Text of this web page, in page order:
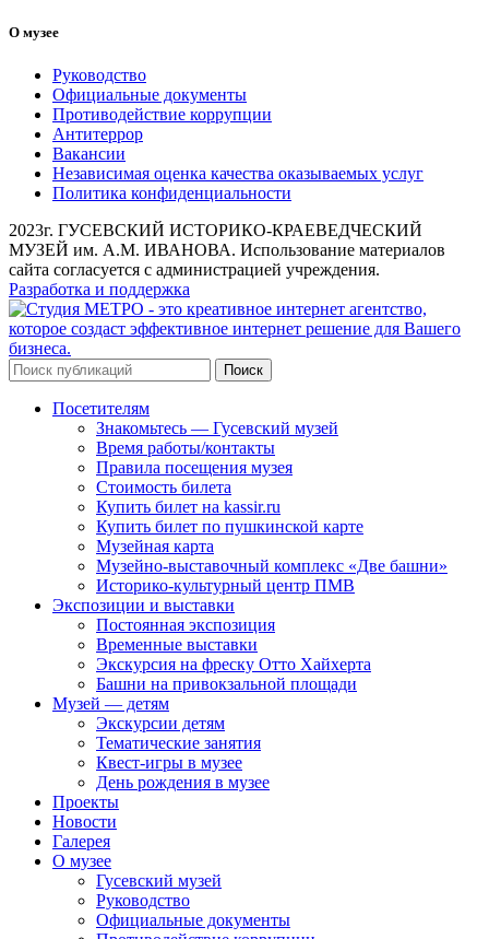
О музее
Руководство
Официальные документы
Противодействие коррупции
Антитеррор
Вакансии
Независимая оценка качества оказываемых услуг
Политика конфиденциальности
2023г. ГУСЕВСКИЙ ИСТОРИКО-КРАЕВЕДЧЕСКИЙ
МУЗЕЙ им. А.М. ИВАНОВА. Использование материалов
сайта согласуется с администрацией учреждения.
Разработка и поддержка
Поиск
Посетителям
Знакомьтесь — Гусевский музей
Время работы/контакты
Правила посещения музея
Стоимость билета
Купить билет на kassir.ru
Купить билет по пушкинской карте
Музейная карта
Музейно-выставочный комплекс «Две башни»
Историко-культурный центр ПМВ
Экспозиции и выставки
Постоянная экспозиция
Временные выставки
Экскурсия на фреску Отто Хайхерта
Башни на привокзальной площади
Музей — детям
Экскурсии детям
Тематические занятия
Квест-игры в музее
День рождения в музее
Проекты
Новости
Галерея
О музее
Гусевский музей
Руководство
Официальные документы